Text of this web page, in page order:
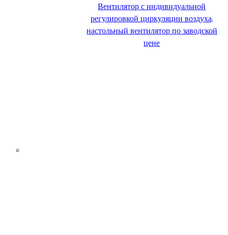
Вентилятор с индивидуальной
регулировкой циркуляции воздуха,
настольный вентилятор по заводской
цене